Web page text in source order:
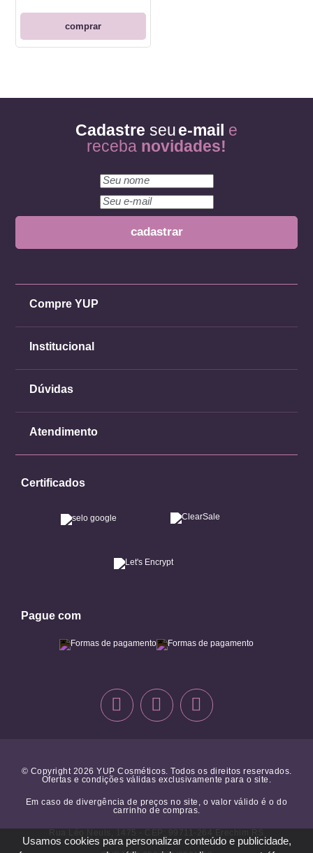
comprar
Cadastre seue-mail e
receba novidades!
Compre YUP
Institucional
Dúvidas
Atendimento
Certificados
Pague com
© Copyright 2026 YUP Cosméticos. Todos os direitos reservados.
Ofertas e condições válidas exclusivamente para o site.
Em caso de divergência de preços no site, o valor válido é o do
carrinho de compras.
Usamos cookies para personalizar conteúdo e publicidade,